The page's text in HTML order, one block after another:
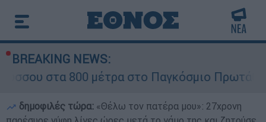
BREAKING NEWS:
800 μέτρα στο Παγκόσμιο Πρωτάθλημα
δημοφιλές τώρα: «Θέλω τον πατέρα μου»: 27χρονη